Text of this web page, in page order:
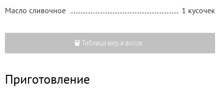
Масло сливочное 1 кусочек
Таблица мер и весов
Приготовление